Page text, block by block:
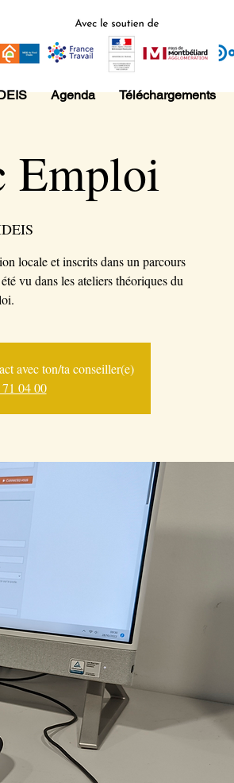
Emploi
locale et inscrits dans un parcours
vu dans les ateliers théoriques du
avec ton/ta conseiller(e)
04 00
Agenda Téléchargements